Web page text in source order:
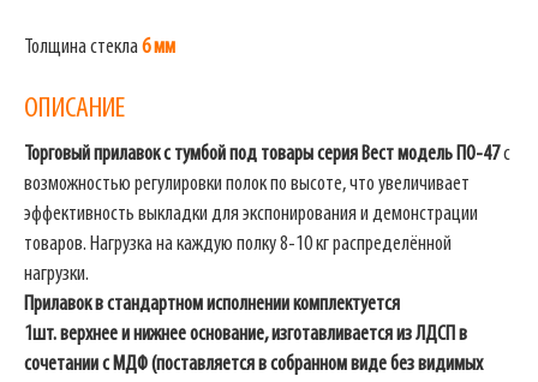
Толщина стекла6 мм
ОПИСАНИЕ
Торговый прилавок с тумбой под товары серия Вест модель ПO-47с
возможностью регулировки полок по высоте, что увеличивает
эффективность выкладки для экспонирования и демонстрации
товаров. Нагрузка на каждую полку 8-10 кг распределённой
нагрузки.
Прилавок в стандартном исполнении комплектуется
1шт. верхнее и нижнее основание, изготавливается из ЛДСП в
сочетании с МДФ (поставляется в собранном виде без видимых